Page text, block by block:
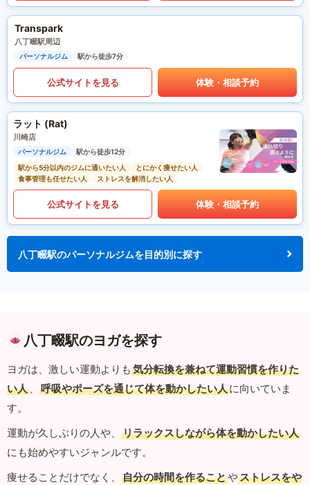
Transpark
八丁畷駅周辺
パーソナルジム 駅から徒歩7分
公式サイトを見る 体験・相談予約
ラット (Rat)
川崎店
パーソナルジム
駅から徒歩12分
駅から5分以内のジムに通いたい人
とにかく痩せたい人
食事管理も任せたい人
ストレスを解消したい人
公式サイトを見る 体験・相談予約
八丁畷駅のパーソナルジムを目的別に探す
八丁畷駅のヨガを探す
ヨガは、激しい運動よりも 気分転換を兼ねて運動習慣を作りた
い人 、 呼吸やポーズを通じて体を動かしたい人に向いていま
す。
運動が久しぶりの人や、
リラックスしながら体を動かしたい人
にも始めやすいジャンルです。
痩せることだけでなく、
自分の時間を作ることやストレスをや